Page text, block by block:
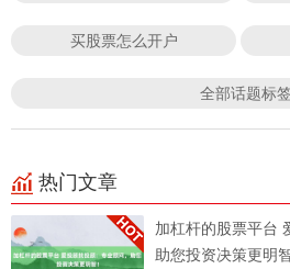
买股票怎么开户
全部话题标签
热门文章
加杠杆的股票平台
助您投资决策更明